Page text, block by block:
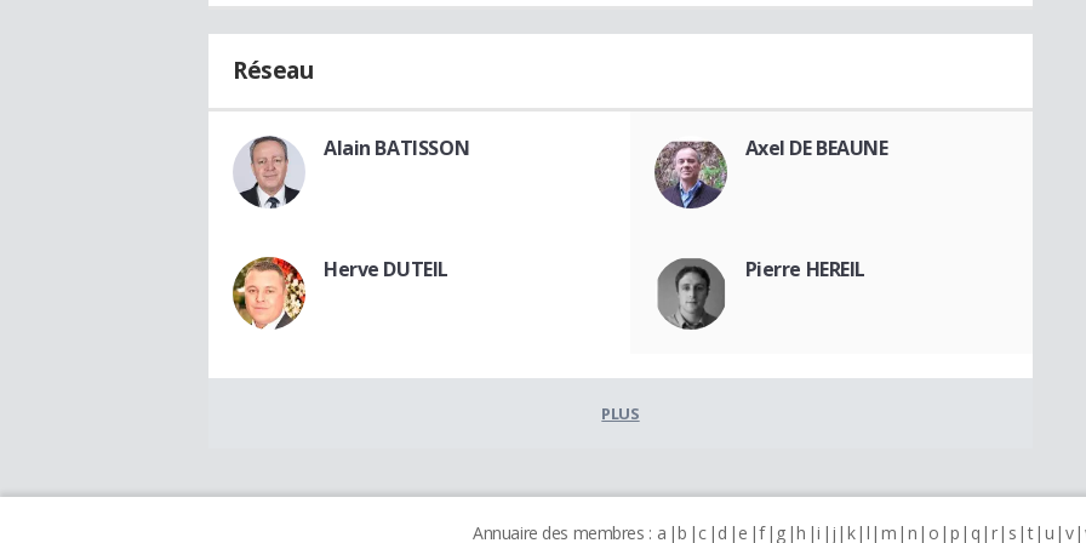
Réseau
Alain BATISSON Axel DE BEAUNE
Herve DUTEIL Pierre HEREIL
PLUS
Annuaire des membres : a b c d e f g h i j k l m n o p q r s t u v